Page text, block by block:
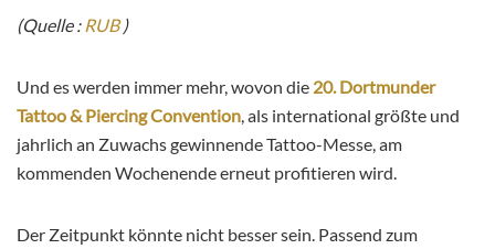
(Quelle : RUB)
Und es werden immer mehr, wovon die 20. Dortmunder
Tattoo & Piercing Convention , als international größte und
jahrlich an Zuwachs gewinnende Tattoo-Messe, am
kommenden Wochenende erneut profitieren wird.
Der Zeitpunkt könnte nicht besser sein. Passend zum